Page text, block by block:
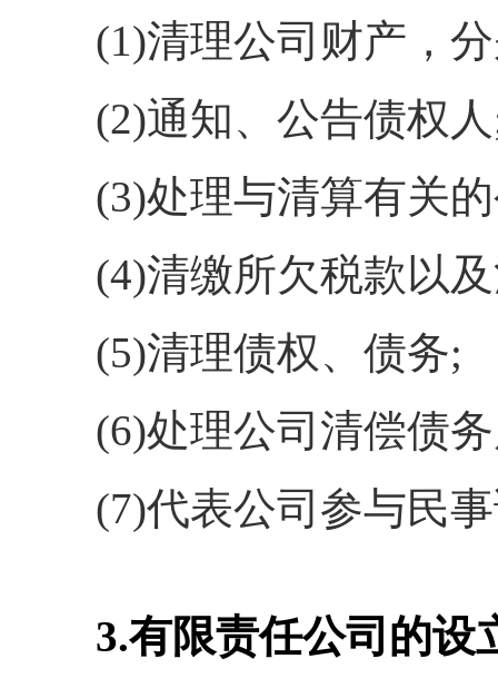
(1)清理公司财产，分
(2)通知、公告债权
(3)处理与清算有关的
(4)清缴所欠税款以及
(5)清理债权、债务;
(6)处理公司清偿债务
(7)代表公司参与民事
3.有限责任公司的设